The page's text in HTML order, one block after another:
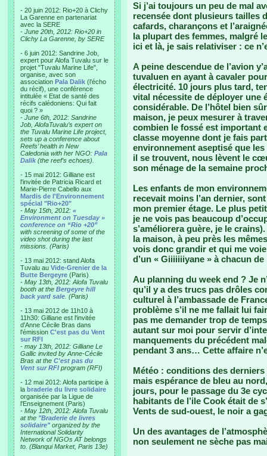
- 20 juin 2012: Rio+20 à Clichy
La Garenne en partenariat
avec la SERE
- June 20th, 2012: Rio+20 in
Clichy La Garenne, by SERE
- 6 juin 2012: Sandrine Job,
expert pour Alofa Tuvalu sur le
projet "Tuvalu Marine Life",
organise, avec son
association Pala Dalik (l’écho
du récif), une conférence
intitulée « Etat de santé des
récifs calédoniens: Qui fait
quoi ? »
- June 6th, 2012: Sandrine
Job, AlofaTuvalu’s expert on
the Tuvalu Marine Life project,
sets up a conference about
Reefs’ health in New
Caledonia with her NGO: Pala
Dalik (the reef’s echoes).
- 15 mai 2012: Gilliane est
l'invitée de Patricia Ricard et
Marie-Pierre Cabello aux
Mardis de l'Environnement
spécial "Rio+20"
- May 15th, 2012: «
Environment on Tuesday »
conference on “Rio +20”
with screening of some of the
video shot during the last
missions. (Paris)
- 13 mai 2012: stand Alofa
Tuvalu au Vide-Grenier de la
Butte Bergeyre (Paris)
- May 13th, 2012: Alofa Tuvalu
booth at the Bergeyre hill
back yard sale . (Paris)
- 13 mai 2012 de 11h10 à
11h30: Gilliane est l'invitée
d'Anne Cécile Bras dans
l'émission C'est pas du Vent
sur RFI
- may 13th, 2012: Gilliane Le
Gallic invited by Anne-Cécile
Bras at the C'est pas du
Vent sur RFI program (RFI)
- 12 mai 2012: Alofa participe à
la braderie du livre solidaire
organisée par la Ligue de
l'Enseignement (Paris)
- May 12th, 2012: Alofa Tuvalu
at the "Braderie de livres
solidaire"organized by the
International Solidarity
Network of NGOs AT belongs
to. (Blanqui Market, Paris 13e)
Si j’ai toujours un peu de mal
recensée dont plusieurs tailles
cafards, charançons et
la plupart des femmes, malgré
ici et là, je sais relativiser : ce
A peine descendue de l’avion
tuvaluen en ayant à cavaler
électricité. 10 jours plus tard,
vital nécessite de déployer une
considérable. De l’hôtel bien
maison, je peux mesurer à
combien le fossé est important
classe moyenne dont je fais
environnement aseptisé que
il se trouvent, nous lèvent le
son ménage de la semaine
Les enfants de mon
recevait moins l’an dernier,
mon premier étage. Le plus
je ne vois pas beaucoup
s’améliorera guère, je le
la maison, à peu près les
vois donc grandir et qui me
d’un « Giiiiiiiyane » à chacun
Au planning du week end ? Je
qu’il y a des trucs pas drôles
culturel à l’ambassade de
problème s’il ne me fallait lui
pas me demander trop de
autant sur moi pour servir
manquements du précédent
pendant 3 ans… Cette affaire
Météo : conditions des
mais espérance de bleu au
jours, pour le passage du 3e
habitants de l’ile Cook était de
Vents de sud-ouest, le noir a
Un des avantages de
non seulement ne sèche pas